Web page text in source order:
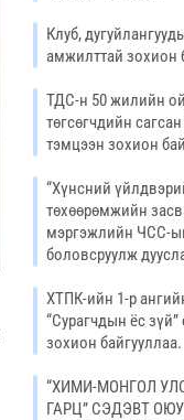
Клуб,
амжилттай зохион
ТДС-н 50 жилийн
төгсөгчдийн
тэмцээн зохион
“Хүнсний
төхөөрөмжийн
мэргэжлийн ЧСС-
боловсруулж
ХТПК-ийн 1-р
“Сурагчдын ёс
зохион байгууллаа.
“ХИМИ-МОНГОЛ
ГАРЦ” СЭДЭВТ